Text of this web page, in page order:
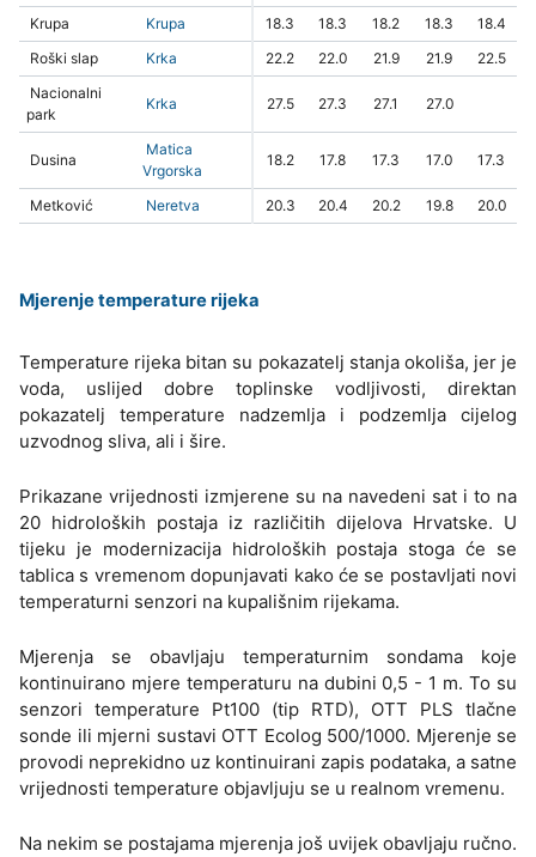
Krupa
Krupa 18.3 18.3 18.2 18.3
18.4
Roški slap
Krka 22.2 22.0 21.9 21.9
22.5
Nacionalni
park
Krka 27.5 27.3 27.1 27.0
Dusina
Matica
Vrgorska
18.2 17.8 17.3 17.0 17.3
Metković Neretva 20.3 20.4 20.2 19.8 20.0
Mjerenje temperature rijeka
Temperature rijeka bitan su pokazatelj stanja okoliša, jer je
voda, uslijed dobre toplinske vodljivosti, direktan
pokazatelj temperature nadzemlja i podzemlja cijelog
uzvodnog sliva, ali i šire.
Prikazane vrijednosti izmjerene su na navedeni sat i to na
20 hidroloških postaja iz različitih dijelova Hrvatske. U
tijeku je modernizacija hidroloških postaja stoga će se
tablica s vremenom dopunjavati kako će se postavljati novi
temperaturni senzori na kupališnim rijekama.
Mjerenja se obavljaju temperaturnim sondama koje
kontinuirano mjere temperaturu na dubini 0,5 - 1 m. To su
senzori temperature Pt100 (tip RTD), OTT PLS tlačne
sonde ili mjerni sustavi OTT Ecolog 500/1000. Mjerenje se
provodi neprekidno uz kontinuirani zapis podataka, a satne
vrijednosti temperature objavljuju se u realnom vremenu.
Na nekim se postajama mjerenja još uvijek obavljaju ručno.